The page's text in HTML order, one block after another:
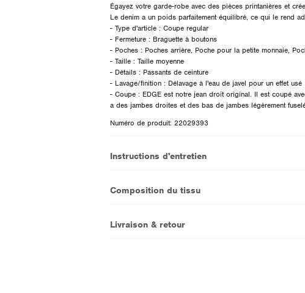
Égayez votre garde-robe avec des pièces printanières et
Le denim a un poids parfaitement équilibré, ce qui le rend
- Type d'article : Coupe regular
- Fermeture : Braguette à boutons
- Poches : Poches arrière, Poche pour la petite monnaie,
- Taille : Taille moyenne
- Détails : Passants de ceinture
- Lavage/finition : Délavage à l'eau de javel pour un effet usé
- Coupe : EDGE est notre jean droit original. Il est coupé
Numéro de produit: 22029393
Instructions d'entretien
Composition du tissu
Livraison & retour